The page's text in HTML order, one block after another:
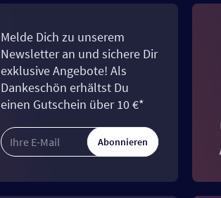
Melde Dich zu unserem
Newsletter an und sichere Dir
exklusive Angebote! Als
Dankeschön erhältst Du
einen Gutschein über 10 €*
Abonnieren